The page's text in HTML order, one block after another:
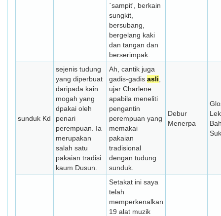
`sampit', berkain
sungkit,
bersubang,
bergelang kaki
dan tangan dan
berserimpak.
sunduk Kd
sejenis tudung
yang diperbuat
daripada kain
mogah yang
dpakai oleh
penari
perempuan. Ia
merupakan
salah satu
pakaian tradisi
kaum Dusun.
Ah, cantik juga
gadis-gadis asli
ujar Charlene
apabila meneliti
pengantin
perempuan yang
memakai
pakaian
tradisional
dengan tudung
sunduk.
Debur
Menerpa
Setakat ini saya
telah
memperkenalkan
19 alat muzik